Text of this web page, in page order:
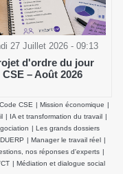
27 Juillet 2026 - 09:13
d'ordre du jour
CSE – Août 2026
Code CSE | Mission économique |
| IA et transformation du travail |
| Les grands dossiers
| Manager le travail réel |
nos réponses d'experts |
| Médiation et dialogue social